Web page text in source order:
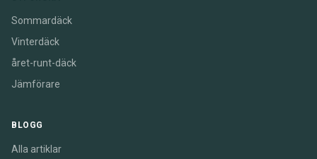
Sommardäck
Vinterdäck
året-runt-däck
Jämförare
BLOGG
Alla artiklar